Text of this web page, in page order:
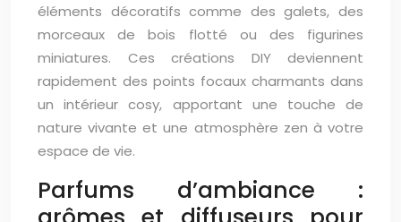
éléments décoratifs comme des galets, des
morceaux de bois flotté ou des figurines
miniatures. Ces créations DIY deviennent
rapidement des points focaux charmants dans
un intérieur cosy, apportant une touche de
nature vivante et une atmosphère zen à votre
espace de vie.
Parfums d’ambiance :